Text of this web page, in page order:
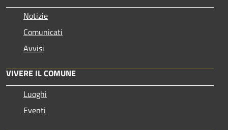
Notizie
Comunicati
Avvisi
VIVERE IL COMUNE
Luoghi
Eventi